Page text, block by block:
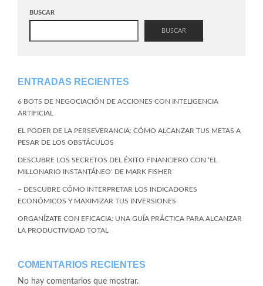
BUSCAR
BUSCAR
ENTRADAS RECIENTES
6 BOTS DE NEGOCIACIÓN DE ACCIONES CON INTELIGENCIA
ARTIFICIAL
EL PODER DE LA PERSEVERANCIA: CÓMO ALCANZAR TUS METAS A
PESAR DE LOS OBSTÁCULOS
DESCUBRE LOS SECRETOS DEL ÉXITO FINANCIERO CON ‘EL
MILLONARIO INSTANTÁNEO’ DE MARK FISHER
– DESCUBRE CÓMO INTERPRETAR LOS INDICADORES
ECONÓMICOS Y MAXIMIZAR TUS INVERSIONES
ORGANÍZATE CON EFICACIA: UNA GUÍA PRÁCTICA PARA ALCANZAR
LA PRODUCTIVIDAD TOTAL
COMENTARIOS RECIENTES
No hay comentarios que mostrar.